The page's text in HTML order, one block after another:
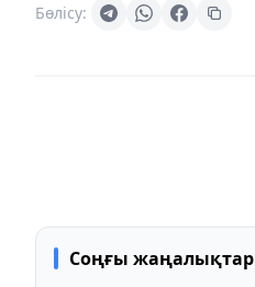
Бөлісу:
Соңғы жаңалықтар